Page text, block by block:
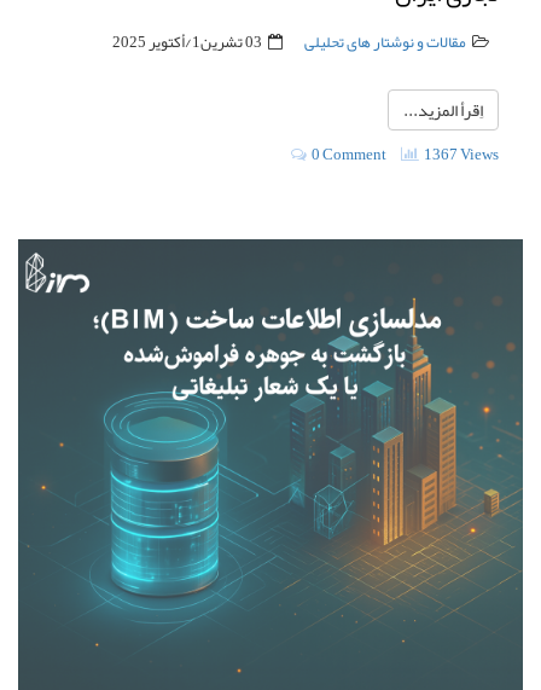
مقالات و نوشتار های تحلیلی 03 تشرين1/أكتوير 2025
اِقرأ المزيد...
0 Comment 1367 Views